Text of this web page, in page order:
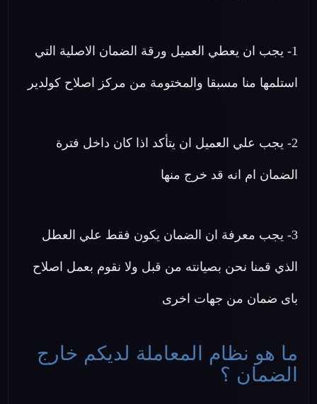
1- يجب ان يعطي العميل ورقة الضمان الاصلية التي
استلمها منا مسبقا والمختومة من مركز اصلاح كولدير
2- يجب علي العميل ان يتأكد اذا كان داخل فترة
الضمان ام انه قد خرج منها
3- يجب معرفة ان الضمان يكون فقط علي العطل
الذي قمنا نحن بصيانته من قبل ولا نقوم بعمل اصلاح
باى ضمان من جهات اخرى
ما هو نظام المعاملة لديكم خارج
الضمان ؟